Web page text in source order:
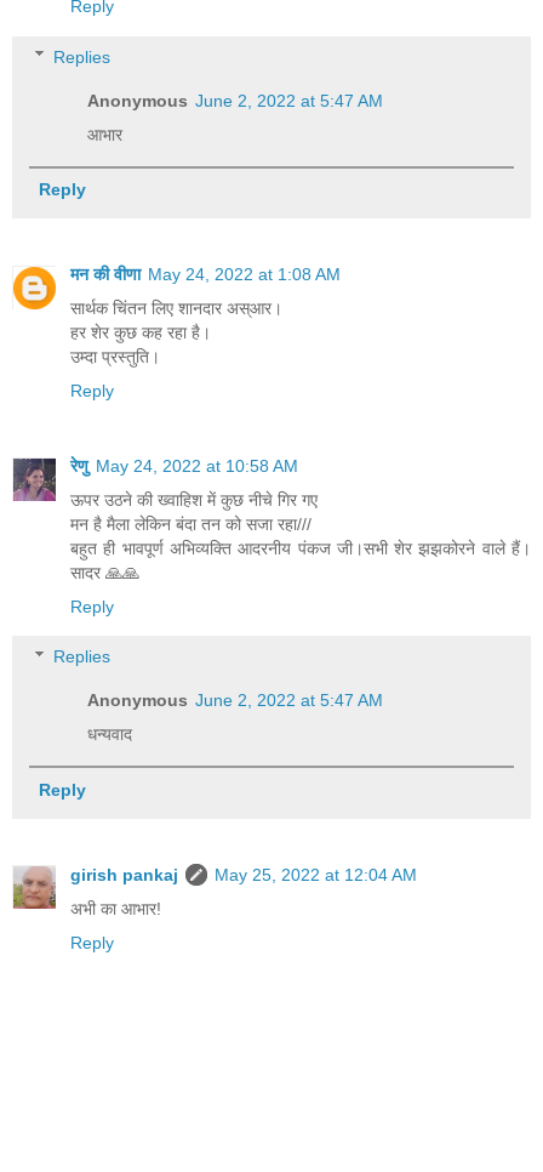
Reply
Replies
Anonymous June 2, 2022 at 5:47 AM
आभार
Reply
मन की वीणा May 24, 2022 at 1:08 AM
सार्थक चिंतन लिए शानदार अस्आर।
हर शेर कुछ कह रहा है।
उम्दा प्रस्तुति।
Reply
रेणु May 24, 2022 at 10:58 AM
ऊपर उठने की ख्वाहिश में कुछ नीचे गिर गए
मन है मैला लेकिन बंदा तन को सजा रहा///
बहुत ही भावपूर्ण अभिव्यक्ति आदरनीय पंकज जी।सभी शेर झझकोरने वाले हैं।
सादर 🙏🙏
Reply
Replies
Anonymous June 2, 2022 at 5:47 AM
धन्यवाद
Reply
girish pankaj
May 25, 2022 at 12:04 AM
अभी का आभार!
Reply